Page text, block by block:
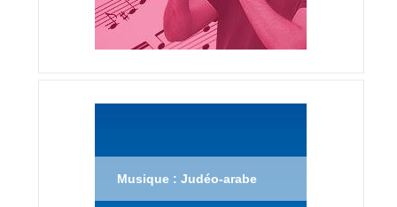
Musique : Judéo-arabe